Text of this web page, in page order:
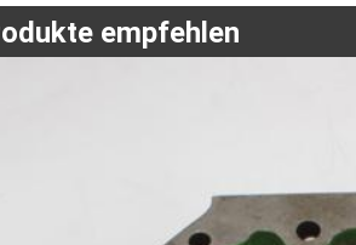
empfehlen